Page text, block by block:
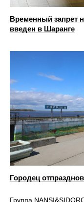
Временный запрет
введен в Шаранге
Городец
Группа